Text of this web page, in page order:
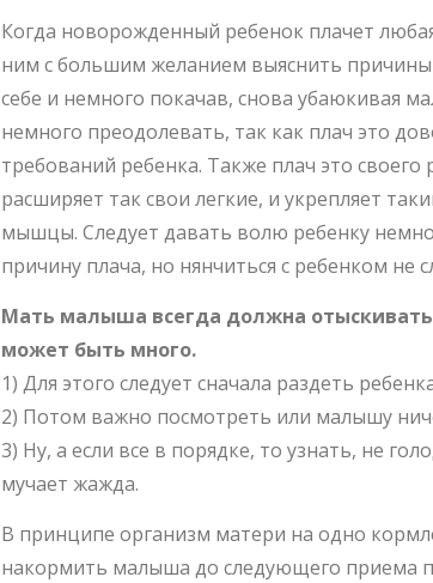
Когда новорожденный ребенок плачет
ним с большим желанием выяснить причины
себе и немного покачав, снова убаюкивая
немного преодолевать, так как плач это
требований ребенка. Также плач это
расширяет так свои легкие, и укрепляет
мышцы. Следует давать волю ребенку
причину плача, но нянчиться с ребенком не
Мать малыша всегда должна отыскивать
может быть много.
1) Для этого следует сначала раздеть
2) Потом важно посмотреть или малышу
3) Ну, а если все в порядке, то узнать, не
мучает жажда.
В принципе организм матери на одно
накормить малыша до следующего приема